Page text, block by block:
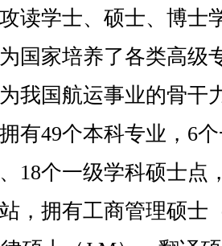
读学士、硕士、博士
国家培养了各类高级
我国航运事业的骨干
有49个本科专业， 6
18个一级学科硕士点
，拥有工商管理硕士